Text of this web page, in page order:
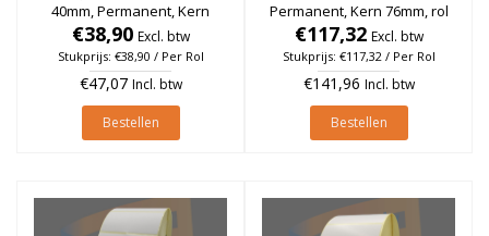
40mm, Permanent, Kern
76mm, rol à 2.500 stuks
€38,90 Excl. btw
Stukprijs: €38,90 / Per Rol
€47,07 Incl. btw
Bestellen
Permanent, Kern 76mm, rol
à 1.840 stuks
€117,32 Excl. btw
Stukprijs: €117,32 / Per Rol
€141,96 Incl. btw
Bestellen